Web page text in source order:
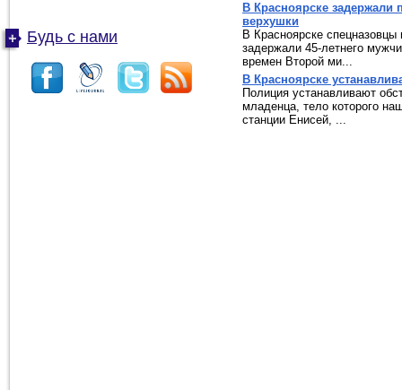
Будь с нами
В Красноярске
верхушки
В Красноярске спецназовцы
задержали 45-летнего
времен Второй ми...
В Красноярске
Полиция устанавливают
младенца, тело которого
станции Енисей, ...